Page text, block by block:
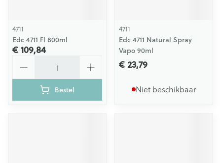
4711
Edc 4711 Fl 800ml
€ 109,84
Bestel
4711
Edc 4711 Natural Spray
Vapo 90ml
€ 23,79
Niet beschikbaar